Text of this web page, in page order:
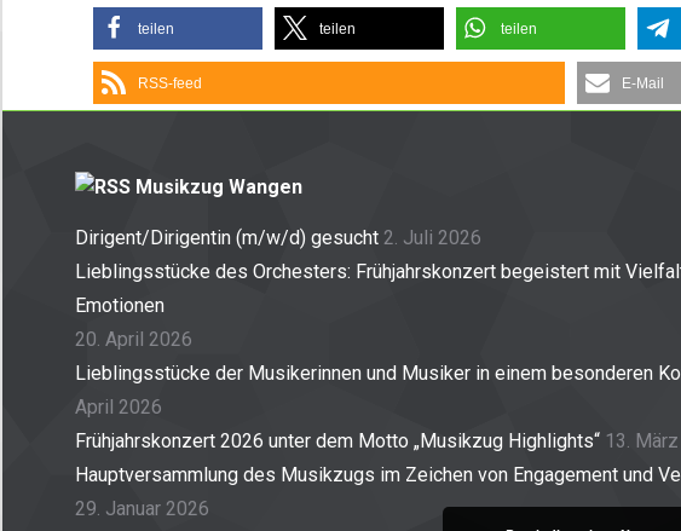
teilen teilen teilen
RSS-feed E-Mail
Musikzug Wangen
Dirigent/Dirigentin (m/w/d) gesucht 2. Juli 2026
Lieblingsstücke des Orchesters: Frühjahrskonzert begeistert mit
Emotionen
20. April 2026
Lieblingsstücke der Musikerinnen und Musiker in einem besonderen
April 2026
Frühjahrskonzert 2026 unter dem Motto „Musikzug Highlights“ 13.
Hauptversammlung des Musikzugs im Zeichen von Engagement und
29. Januar 2026